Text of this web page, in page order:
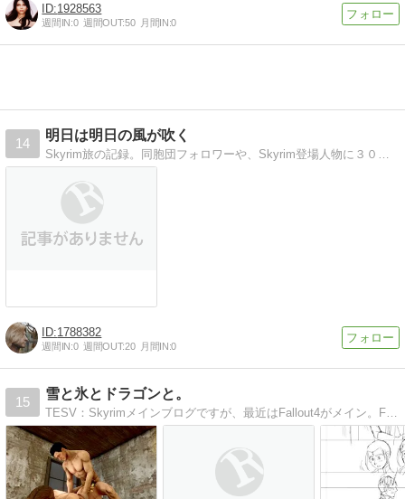
1928563
週間IN:0 週間OUT:50 月間IN:0
14
明日は明日の風が吹く
Skyrim旅の記録。同胞団フォロワーや、Skyrim登場人物に３０の質問など配布中。
1788382
週間IN:0 週間OUT:20 月間IN:0
15
雪と氷とドラゴンと。
TESV：Skyrimメインブログですが、最近はFallout4がメイン。FO4マクレディ専用MOD作成の紹介、ゲームのSS、コミケや一般イベントでパパマク同人誌もだしてたりしてます。